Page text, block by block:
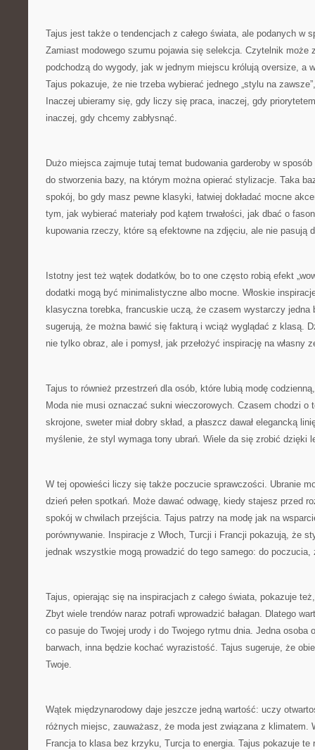
Tajus jest także o tendencjach z całego świata, ale podanych w
Zamiast modowego szumu pojawia się selekcja. Czytelnik może
podchodzą do wygody, jak w jednym miejscu królują oversize, a
Tajus pokazuje, że nie trzeba wybierać jednego „stylu na
Inaczej ubieramy się, gdy liczy się praca, inaczej, gdy
inaczej, gdy chcemy zabłysnąć.
Dużo miejsca zajmuje tutaj temat budowania garderoby w
do stworzenia bazy, na którym można opierać stylizacje. Taka
spokój, bo gdy masz pewne klasyki, łatwiej dokładać mocne
tym, jak wybierać materiały pod kątem trwałości, jak dbać o
kupowania rzeczy, które są efektowne na zdjęciu, ale nie pasują
Istotny jest też wątek dodatków, bo to one często robią efekt
dodatki mogą być minimalistyczne albo mocne. Włoskie
klasyczna torebka, francuskie uczą, że czasem wystarczy jedna
sugerują, że można bawić się fakturą i wciąż wyglądać z klasą.
nie tylko obraz, ale i pomysł, jak przełożyć inspirację na własny
Tajus to również przestrzeń dla osób, które lubią modę
Moda nie musi oznaczać sukni wieczorowych. Czasem chodzi o
skrojone, sweter miał dobry skład, a płaszcz dawał elegancką
myślenie, że styl wymaga tony ubrań. Wiele da się zrobić dzięki
W tej opowieści liczy się także poczucie sprawczości. Ubranie
dzień pełen spotkań. Może dawać odwagę, kiedy stajesz przed
spokój w chwilach przejścia. Tajus patrzy na modę jak na
porównywanie. Inspiracje z Włoch, Turcji i Francji pokazują, że
jednak wszystkie mogą prowadzić do tego samego: do
Tajus, opierając się na inspiracjach z całego świata, pokazuje
Zbyt wiele trendów naraz potrafi wprowadzić bałagan. Dlatego
co pasuje do Twojej urody i do Twojego rytmu dnia. Jedna osoba
barwach, inna będzie kochać wyrazistość. Tajus sugeruje, że
Twoje.
Wątek międzynarodowy daje jeszcze jedną wartość: uczy
różnych miejsc, zauważasz, że moda jest związana z klimatem.
Francja to klasa bez krzyku, Turcja to energia. Tajus pokazuje te